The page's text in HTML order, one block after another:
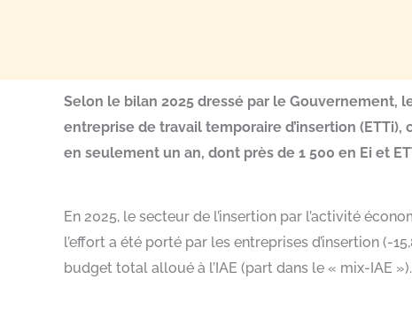
Selon le bilan 2025 dressé par le Gouvernement,
entreprise de travail temporaire d’insertion
en seulement un an, dont près de 1 500 en Ei et
En 2025, le secteur de l’insertion par l’activité
l’effort a été porté par les entreprises d’insertion (-
budget total alloué à l’IAE (part dans le « mix-IAE »).